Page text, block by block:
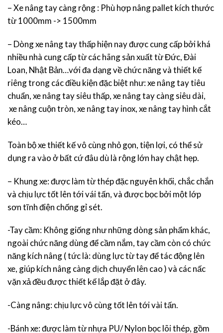
– Xe nâng tay càng rộng : Phù hợp nâng pallet kích thước
từ 1000mm -> 1500mm
– Dòng xe nâng tay thấp hiện nay được cung cấp bởi khá
nhiều nhà cung cấp từ các hãng sản xuất từ Đức, Đài
Loan, Nhật Bản…với đa dạng về chức năng và thiết kế
riêng trong các điều kiện đặc biệt như: xe nâng tay tiêu
chuẩn, xe nâng tay siêu thấp, xe nâng tay càng siêu dài,
xe nâng cuộn tròn, xe nâng tay inox, xe nâng tay hình cắt
kéo…
Toàn bộ xe thiết kế vô cùng nhỏ gọn, tiện lợi, có thể sử
dụng ra vào ở bất cứ đâu dù là rộng lớn hay chật hẹp.
– Khung xe: được làm từ thép đặc nguyên khối, chắc chắn
và chịu lực tốt lên tới vái tấn, và được bọc bởi một lớp
sơn tĩnh điện chống gỉ sét.
-Tay cầm: Không giống như những dòng sản phẩm khác,
ngoài chức năng dùng để cầm nắm, tay cầm còn có chức
năng kích nâng ( tức là: dùng lực từ tay để tác động lên
xe, giúp kích nâng càng dịch chuyển lên cao ) và các nấc
vặn xả đều được thiết kế lắp đặt ở đây.
-Càng nâng: chịu lực vô cùng tốt lên tới vài tấn.
-Bánh xe: được làm từ nhựa PU/ Nylon bọc lõi thép, gồm